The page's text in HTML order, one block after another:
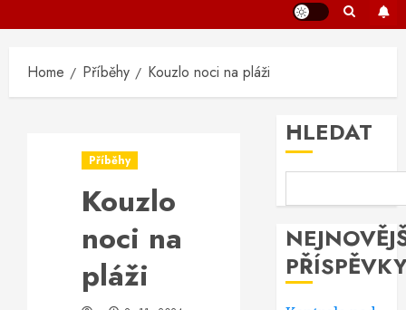
Home Příběhy Kouzlo noci na pláži
Příběhy
Kouzlo
noci na
pláži
HLEDAT